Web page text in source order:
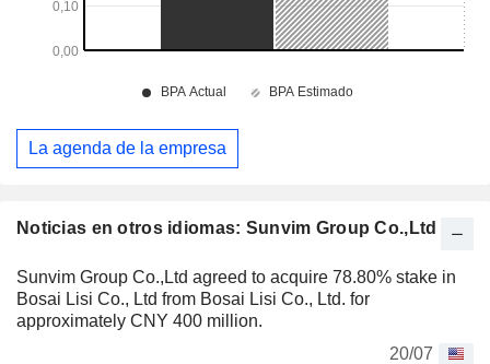
Noticias en otros idiomas: Sunvim Group Co.,Ltd
Sunvim Group Co.,Ltd agreed to acquire 78.80% stake in
Bosai Lisi Co., Ltd from Bosai Lisi Co., Ltd. for
approximately CNY 400 million.
20/07
La agenda de la empresa